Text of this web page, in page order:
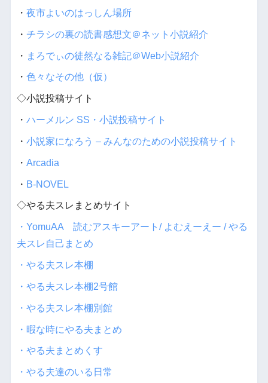
・ 夜市よいのはっしん場所
・ チラシの裏の読書感想文＠ネット小説紹介
・ まろでぃの徒然なる雑記＠Web小説紹介
・ 色々なその他（仮）
◇小説投稿サイト
・ ハーメルン SS・小説投稿サイト
・ 小説家になろう – みんなのための小説投稿サイト
・ Arcadia
・ B-NOVEL
◇やる夫スレまとめサイト
・YomuAA 読むアスキーアート/ よむえーえー / やる
夫スレ自己まとめ
・やる夫スレ本棚
・やる夫スレ本棚2号館
・やる夫スレ本棚別館
・暇な時にやる夫まとめ
・やる夫まとめくす
・やる夫達のいる日常